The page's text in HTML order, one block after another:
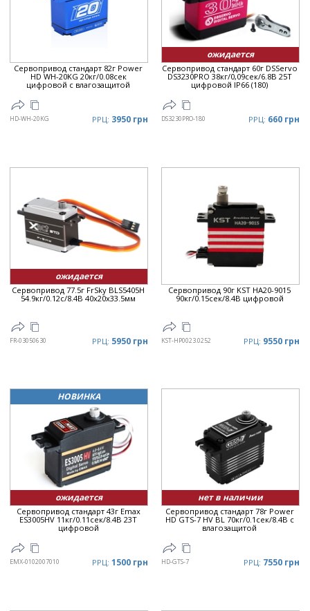
Сервопривод стандарт 82г Power
HD WH-20KG 20кг/0.08сек
цифровой с влагозащитой
HD-WH-20KG РРЦ: 3950 грн
ожидается
Сервопривод стандарт 60г DSServo
DS3230PRO 38кг/0,09сек/6.8В 25T
цифровой IP66 (180)
DS3230PRO-180 РРЦ: 660 грн
ожидается
Сервопривод 77.5г FrSky BLS5405H
54.9кг/0.12с/8.4В 40x20x33.5мм
FR-03050630 РРЦ: 5950 грн
Сервопривод 90г KST HA20-9015
90кг/0.15сек/8.4В цифровой
KST-HP0023.0252 РРЦ: 9550 грн
НОВИНКА
ожидается
Сервопривод стандарт 43г Emax
ES3005HV 11кг/0.11сек/8.4В 23T
цифровой
EMX-0102007010 РРЦ: 1500 грн
нет в наличии
Сервопривод стандарт 78г Power
HD GTS-7 HV BL 70кг/0.1сек/8.4В с
влагозащитой
HD-GTS-7 РРЦ: 7550 грн